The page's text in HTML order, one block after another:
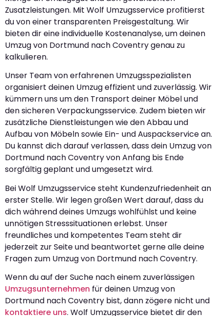
Zusatzleistungen. Mit Wolf Umzugsservice profitierst
du von einer transparenten Preisgestaltung. Wir
bieten dir eine individuelle Kostenanalyse, um deinen
Umzug von Dortmund nach Coventry genau zu
kalkulieren.
Unser Team von erfahrenen Umzugsspezialisten
organisiert deinen Umzug effizient und zuverlässig. Wir
kümmern uns um den Transport deiner Möbel und
den sicheren Verpackungsservice. Zudem bieten wir
zusätzliche Dienstleistungen wie den Abbau und
Aufbau von Möbeln sowie Ein- und Auspackservice an.
Du kannst dich darauf verlassen, dass dein Umzug von
Dortmund nach Coventry von Anfang bis Ende
sorgfältig geplant und umgesetzt wird.
Bei Wolf Umzugsservice steht Kundenzufriedenheit an
erster Stelle. Wir legen großen Wert darauf, dass du
dich während deines Umzugs wohlfühlst und keine
unnötigen Stresssituationen erlebst. Unser
freundliches und kompetentes Team steht dir
jederzeit zur Seite und beantwortet gerne alle deine
Fragen zum Umzug von Dortmund nach Coventry.
Wenn du auf der Suche nach einem zuverlässigen
Umzugsunternehmen für deinen Umzug von
Dortmund nach Coventry bist, dann zögere nicht und
kontaktiere uns. Wolf Umzugsservice bietet dir den